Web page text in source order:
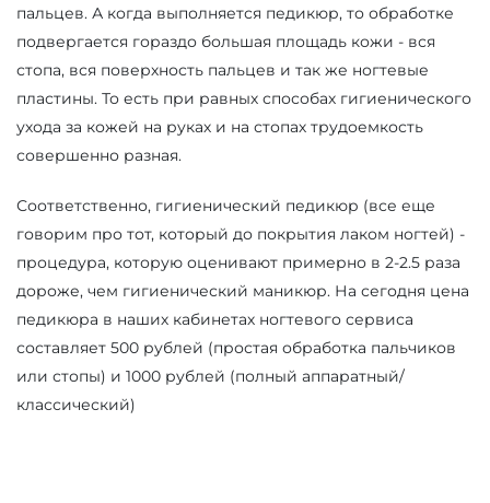
пальцев. А когда выполняется педикюр, то обработке
подвергается гораздо большая площадь кожи - вся
стопа, вся поверхность пальцев и так же ногтевые
пластины. То есть при равных способах гигиенического
ухода за кожей на руках и на стопах трудоемкость
совершенно разная.
Соответственно, гигиенический педикюр (все еще
говорим про тот, который до покрытия лаком ногтей) -
процедура, которую оценивают примерно в 2-2.5 раза
дороже, чем гигиенический маникюр. На сегодня цена
педикюра в наших кабинетах ногтевого сервиса
составляет 500 рублей (простая обработка пальчиков
или стопы) и 1000 рублей (полный аппаратный/
классический)